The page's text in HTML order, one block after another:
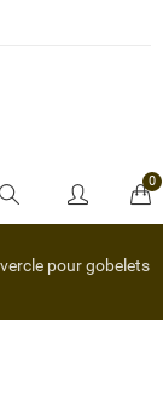
0
pour gobelets